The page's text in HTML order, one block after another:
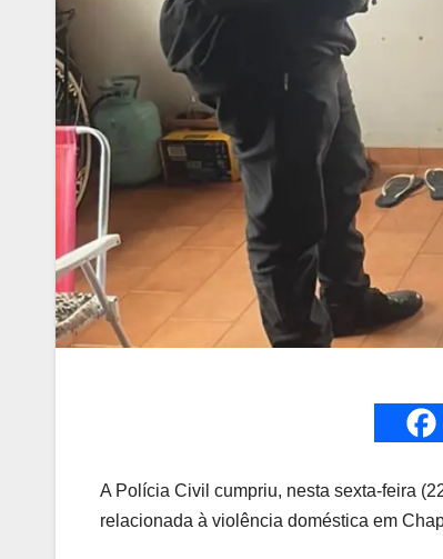
A Polícia Civil cumpriu, nesta sexta-feira
relacionada à violência doméstica em